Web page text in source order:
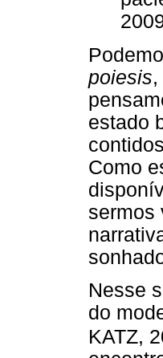
poiesis
estado
Como
sermos
Nesse
do
KATZ,